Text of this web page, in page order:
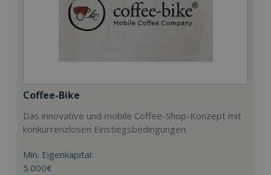
Coffee-Bike
Das innovative und mobile Coffee-Shop-Konzept mit
konkurrenzlosen Einstiegsbedingungen.
Min. Eigenkapital:
5.000€